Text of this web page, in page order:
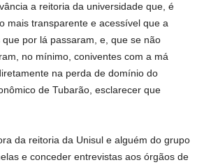
a reitoria da universidade que, é
mais transparente e acessível que a
por lá passaram, e, que se não
no mínimo, coniventes com a má
na perda de domínio do
de Tubarão, esclarecer que
da reitoria da Unisul e alguém do grupo
e conceder entrevistas aos órgãos de